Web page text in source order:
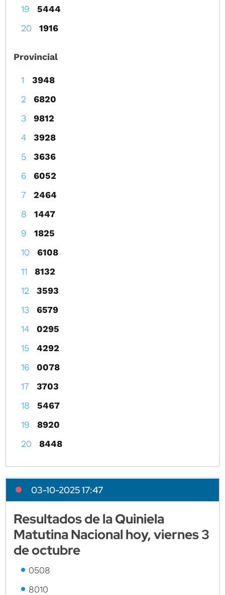
5444
1916
Provincial
3948
6820
9812
3928
3636
6052
2464
1447
1825
6108
8132
3593
6579
0295
4292
0078
3703
5467
8920
8448
03-10-2025 17:47
Resultados de la Quiniela
Matutina Nacional hoy, viernes 3
de octubre
0508
8010